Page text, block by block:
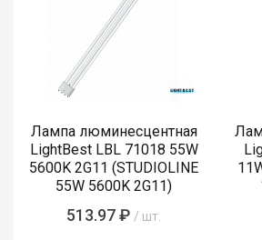
Лампа люминесцентная
LightBest LBL 71018 55W
5600K 2G11 (STUDIOLINE
55W 5600K 2G11)
513.97 ₽ / шт.